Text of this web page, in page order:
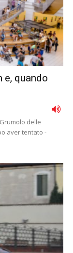
e, quando
delle
aver tentato -